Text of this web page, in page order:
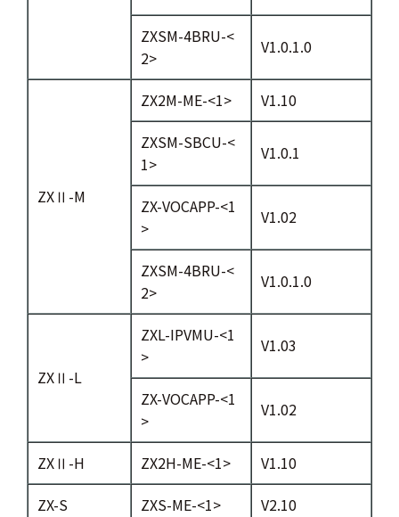
ZXSM-4BRU-<
2>
V1.0.1.0
ZXⅡ-M
ZX2M-ME-<1>
V1.10
ZXSM-SBCU-<
1>
V1.0.1
ZX-VOCAPP-<1
>
V1.02
ZXSM-4BRU-<
2>
V1.0.1.0
ZXⅡ-L
ZXL-IPVMU-<1
>
V1.03
ZX-VOCAPP-<1
>
V1.02
ZXⅡ-H ZX2H-ME-<1>
V1.10
ZX-S
ZXS-ME-<1>
V2.10